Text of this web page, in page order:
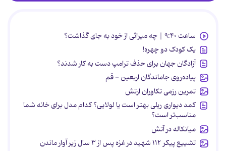
ساعت ۹:۴۰ | چه میراثی از خود به جای گذاشت؟
یک کودک دو چهره!
آزادگان جهان برای حذف ترامپ دست به کار شدند؟
پیاده‌روی جاماندگان اربعین - قم
تمرین رزمی تکاوران ارتش
کمد دیواری ریلی بهتر است یا لولایی؟ کدام مدل برای خانه شما
مناسب‌تر است؟
میانکاله در آتش
تشییع پیکر ۱۱۲ شهید در غزه پس از ۳ سال زیر آوار ماندن